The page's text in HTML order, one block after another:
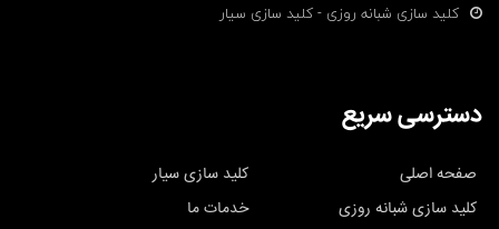
کلید سازی شبانه روزی - کلید سازی سیار
دسترسی سریع
صفحه اصلی
کلید سازی سیار
کلید سازی شبانه روزی
خدمات ما